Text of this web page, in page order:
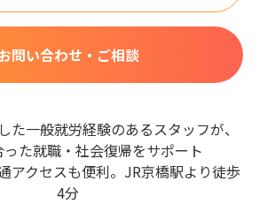
問い合わせ・ご相談
た一般就労経験のあるスタッフが、
った就職・社会復帰をサポート
アクセスも便利。JR京橋駅より徒歩
4分